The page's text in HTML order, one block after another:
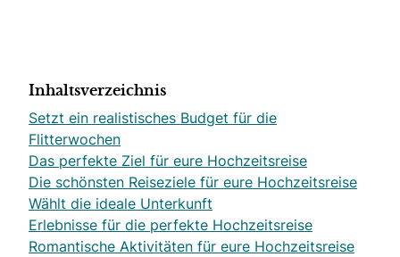
Inhaltsverzeichnis
Setzt ein realistisches Budget für die
Flitterwochen
Das perfekte Ziel für eure Hochzeitsreise
Die schönsten Reiseziele für eure Hochzeitsreise
Wählt die ideale Unterkunft
Erlebnisse für die perfekte Hochzeitsreise
Romantische Aktivitäten für eure Hochzeitsreise